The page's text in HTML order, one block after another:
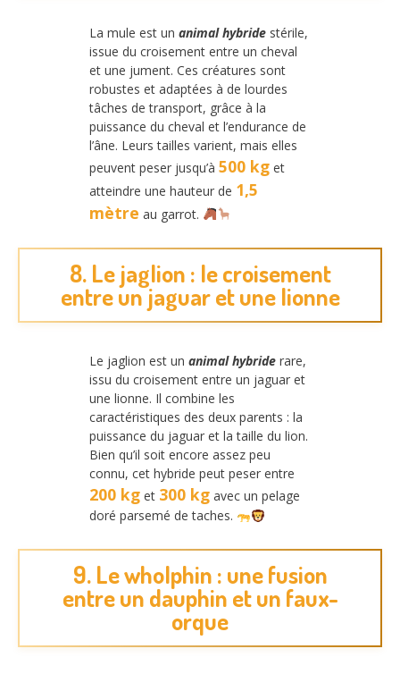
La mule est un animal hybride stérile,
issue du croisement entre un cheval
et une jument. Ces créatures sont
robustes et adaptées à de lourdes
tâches de transport, grâce à la
puissance du cheval et l’endurance de
l’âne. Leurs tailles varient, mais elles
peuvent peser jusqu’à 500 kg et
atteindre une hauteur de 1,5
mètre au garrot.
8. Le jaglion : le croisement
entre un jaguar et une lionne
Le jaglion est un animal hybride rare,
issu du croisement entre un jaguar et
une lionne. Il combine les
caractéristiques des deux parents : la
puissance du jaguar et la taille du lion.
Bien qu’il soit encore assez peu
connu, cet hybride peut peser entre
200 kg et 300 kg avec un pelage
doré parsemé de taches.
9. Le wholphin : une fusion
entre un dauphin et un faux-
orque